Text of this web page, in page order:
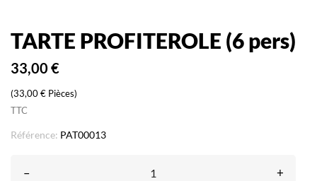
TARTE PROFITEROLE (6 pers)
33,00 €
(33,00 € Pièces)
TTC
Référence: PAT00013
– +